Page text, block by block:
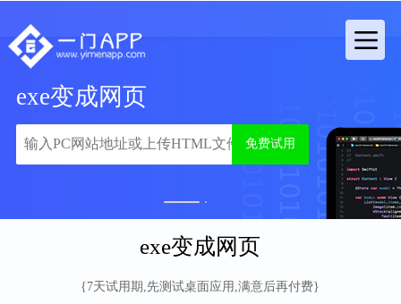
exe变成网页
免费试用
exe变成网页
{7天试用期,先测试桌面应用,满意后再付费}